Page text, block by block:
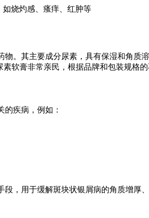
烧灼感、瘙痒、红肿等
物。其主要成分尿素，具有保湿和角
软膏非常亲民，根据品牌和包装规格
的疾病，例如：
段，用于缓解斑块状银屑病的角质增